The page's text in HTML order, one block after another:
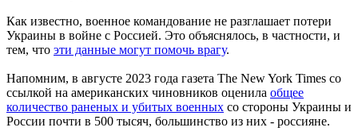
Как известно, военное командование не разглашает потери
Украины в войне с Россией. Это объяснялось, в частности, и
тем, что эти данные могут помочь врагу.
Напомним, в августе 2023 года газета The New York Times со
ссылкой на американских чиновников оценила общее
количество раненых и убитых военных со стороны Украины и
России почти в 500 тысяч, большинство из них - россияне.